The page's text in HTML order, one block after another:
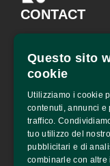
CONTACT
corso Garibaldi 31
Reggio Emilia – Italy
SPECIAL
Questo sito
cookie
Utilizziamo i cookie
contenuti, annunci e
traffico.
tuo utilizzo del
pubblicitari e di
combinarle con